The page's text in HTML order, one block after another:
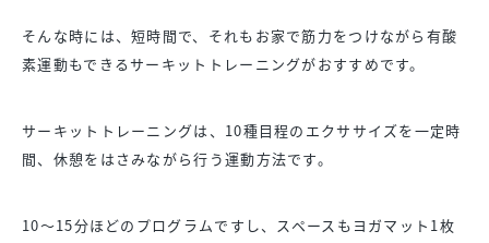
そんな時には、短時間で、それもお家で筋力をつけながら有酸
素運動もできるサーキットトレーニングがおすすめです。
サーキットトレーニングは、10種目程のエクササイズを一定時
間、休憩をはさみながら行う運動方法です。
10～15分ほどのプログラムですし、スペースもヨガマット1枚